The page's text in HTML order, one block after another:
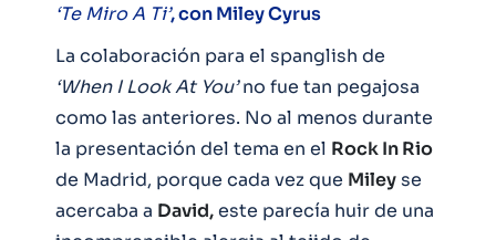
‘Te Miro A Ti’, con Miley Cyrus
La colaboración para el spanglish de
‘When I Look At You’no fue tan pegajosa
como las anteriores. No al menos durante
la presentación del tema en el Rock In Rio
de Madrid, porque cada vez que Mileyse
acercaba a David,este parecía huir de una